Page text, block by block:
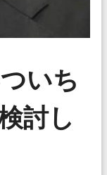
いち
討し